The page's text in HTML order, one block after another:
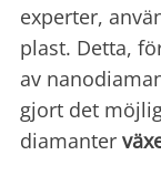
experter,
plast. Detta,
av
gjort det
diamanter